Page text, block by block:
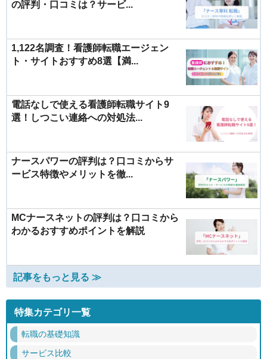
の評判・口コミは？サービ...
1,122名調査！看護師転職エージェン
ト・サイトおすすめ8選【満...
電話なしで使える看護師転職サイト9
選！しつこい連絡への対処法...
ナースパワーの評判は？口コミからサ
ービス特徴やメリットを徹...
MCナースネットの評判は？口コミから
わかるおすすめポイントを解説
記事をもっと見る ≫
特集カテゴリ一覧
転職の基礎知識
サービス比較